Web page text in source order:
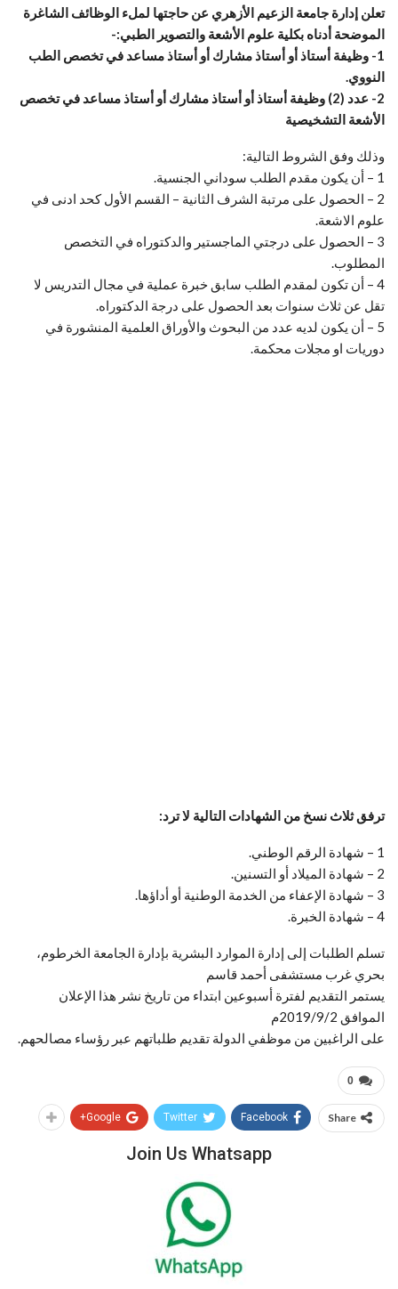
تعلن إدارة جامعة الزعيم الأزهري عن حاجتها لملء الوظائف الشاغرة
الموضحة أدناه بكلية علوم الأشعة والتصوير الطبي:-
1- وظيفة أستاذ أو أستاذ مشارك أو أستاذ مساعد في تخصص الطب
النووي.
2- عدد (2) وظيفة أستاذ أو أستاذ مشارك أو أستاذ مساعد في تخصص
الأشعة التشخيصية
وذلك وفق الشروط التالية:
1 – أن يكون مقدم الطلب سوداني الجنسية.
2 – الحصول على مرتبة الشرف الثانية – القسم الأول كحد ادنى في
علوم الاشعة.
3 – الحصول على درجتي الماجستير والدكتوراه في التخصص
المطلوب.
4 – أن تكون لمقدم الطلب سابق خبرة عملية في مجال التدريس لا
تقل عن ثلاث سنوات بعد الحصول على درجة الدكتوراه.
5 – أن يكون لديه عدد من البحوث والأوراق العلمية المنشورة في
دوريات او مجلات محكمة.
ترفق ثلاث نسخ من الشهادات التالية لا ترد:
1 – شهادة الرقم الوطني.
2 – شهادة الميلاد أو التسنين.
3 – شهادة الإعفاء من الخدمة الوطنية أو أداؤها.
4 – شهادة الخبرة.
تسلم الطلبات إلى إدارة الموارد البشرية بإدارة الجامعة الخرطوم،
بحري غرب مستشفى أحمد قاسم
يستمر التقديم لفترة أسبوعين ابتداء من تاريخ نشر هذا الإعلان
الموافق 2019/9/2م
على الراغبين من موظفي الدولة تقديم طلباتهم عبر رؤساء مصالحهم.
0
Share
Facebook
Twitter
Google+
Join Us Whatsapp